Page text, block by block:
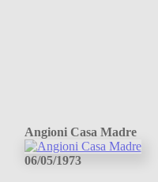
Angioni Casa Madre
06/05/1973